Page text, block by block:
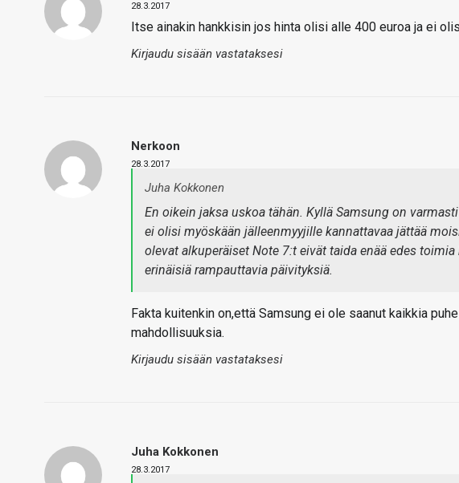
28.3.2017
Itse ainakin hankkisin jos hinta olisi alle 400 euroa ja ei
Kirjaudu sisään vastataksesi
Nerkoon
28.3.2017
Juha Kokkonen
En oikein jaksa uskoa tähän. Kyllä Samsung on
ei olisi myöskään jälleenmyyjille kannattavaa jättää
olevat alkuperäiset Note 7:t eivät taida enää edes
erinäisiä rampauttavia päivityksiä.
Fakta kuitenkin on,että Samsung ei ole saanut kaikkia
mahdollisuuksia.
Kirjaudu sisään vastataksesi
Juha Kokkonen
28.3.2017